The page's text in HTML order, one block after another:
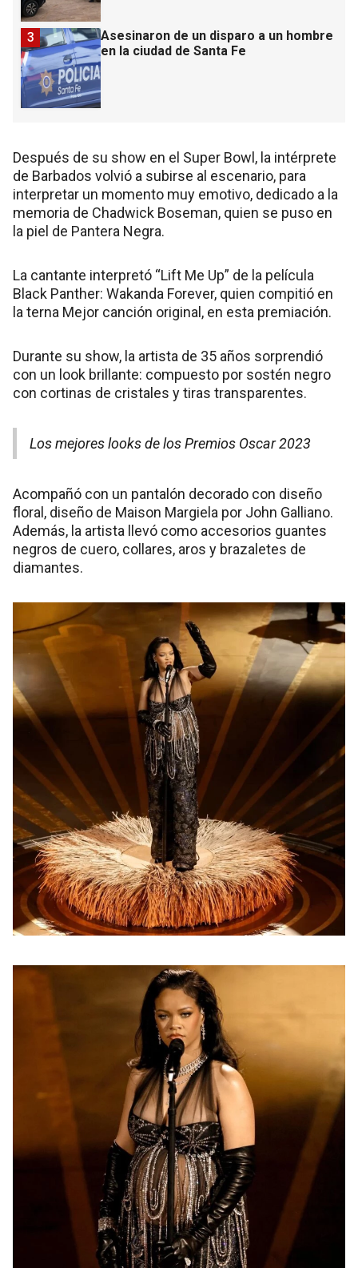
Asesinaron de un disparo a un hombre
en la ciudad de Santa Fe
3
Después de su show en el Super Bowl, la intérprete
de Barbados volvió a subirse al escenario, para
interpretar un momento muy emotivo, dedicado a la
memoria de Chadwick Boseman, quien se puso en
la piel de Pantera Negra.
La cantante interpretó “Lift Me Up” de la película
Black Panther: Wakanda Forever, quien compitió en
la terna Mejor canción original, en esta premiación.
Durante su show, la artista de 35 años sorprendió
con un look brillante: compuesto por sostén negro
con cortinas de cristales y tiras transparentes.
Los mejores looks de los Premios Oscar 2023
Acompañó con un pantalón decorado con diseño
floral, diseño de Maison Margiela por John Galliano.
Además, la artista llevó como accesorios guantes
negros de cuero, collares, aros y brazaletes de
diamantes.